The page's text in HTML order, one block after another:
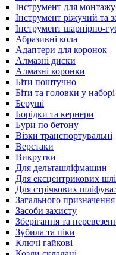
Інструмент для
Інструмент ріжучий та
Інструмент шарнірно-
Абразивні кола
Адаптери для коронок
Алмазні диски
Алмазні коронки
Біти поштучно
Біти та головки у наборі
Беруші
Борідки та кернери
Бури по бетону
Візки транспортувальні
Верстаки
Викрутки
Для дельташліфмашин
Для ексцентрикових
Для стрічкових
Загального призначення
Засоби захисту
Зберігання та
Зубила та піки
Ключі гайкові